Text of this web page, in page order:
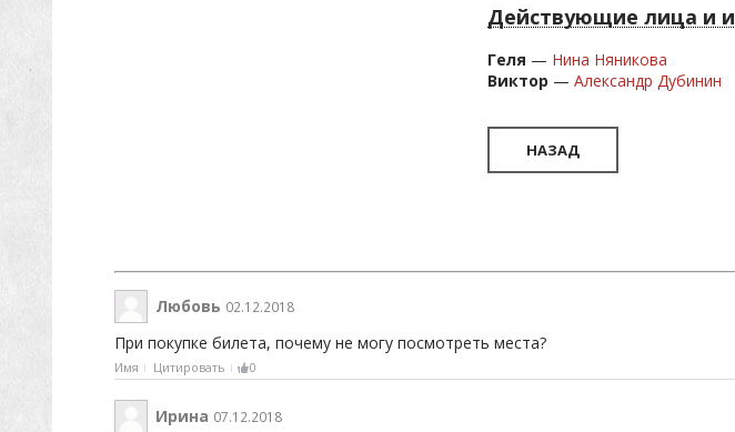
Действующие лица и
Геля — Нина Няникова
Виктор — Александр Дубинин
НАЗАД
Любовь 02.12.2018
При покупке билета, почему не могу посмотреть места?
Имя Цитировать 0
Ирина 07.12.2018